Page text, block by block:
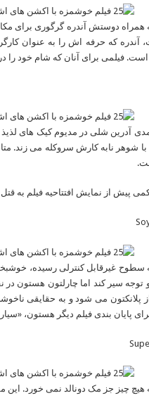
همراه دوستش آندره گرگوری برای
که حرفه اش را به عنوان
فیلمی برای آنان که شام خود را
آدرین شلی در مدیوم کیک های لذیذ
شوهر نابه کارش سروکله می زند.
پیش از نمایش افتتاحیه فیلم به
جهان به سطوح غیرقابل کنترلی رسیده،
سیر کند اما چارلتون هستون در
پلانکتون می شود و به حقایقی
پایان بندی فیلم دیگر هستون،
30 سال است که هیچ چیز جز مک دونالد نمی